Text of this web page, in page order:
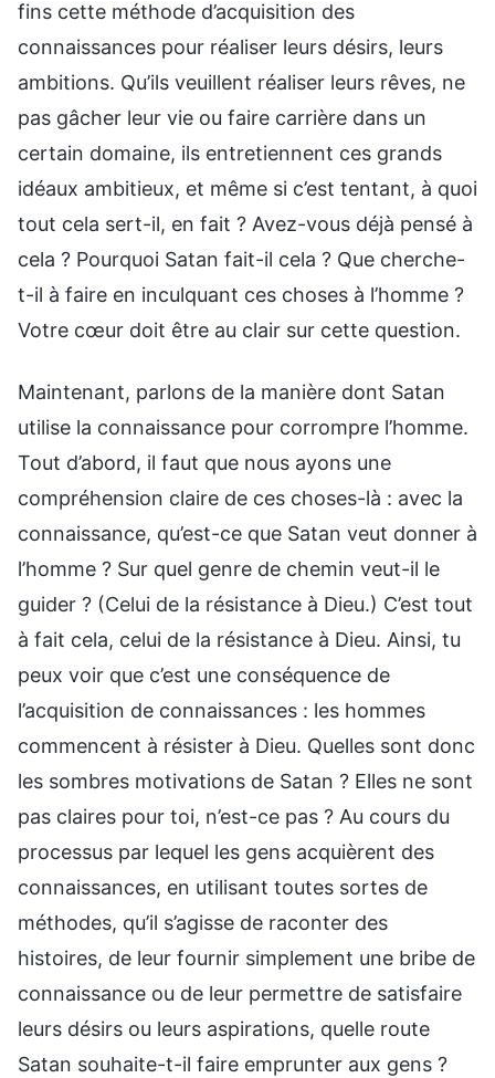
fins cette méthode d’acquisition des
connaissances pour réaliser leurs désirs, leurs
ambitions. Qu’ils veuillent réaliser leurs rêves, ne
pas gâcher leur vie ou faire carrière dans un
certain domaine, ils entretiennent ces grands
idéaux ambitieux, et même si c’est tentant, à quoi
tout cela sert-il, en fait ? Avez-vous déjà pensé à
cela ? Pourquoi Satan fait-il cela ? Que cherche-
t-il à faire en inculquant ces choses à l’homme ?
Votre cœur doit être au clair sur cette question.
Maintenant, parlons de la manière dont Satan
utilise la connaissance pour corrompre l’homme.
Tout d’abord, il faut que nous ayons une
compréhension claire de ces choses-là : avec la
connaissance, qu’est-ce que Satan veut donner à
l’homme ? Sur quel genre de chemin veut-il le
guider ? (Celui de la résistance à Dieu.) C’est tout
à fait cela, celui de la résistance à Dieu. Ainsi, tu
peux voir que c’est une conséquence de
l’acquisition de connaissances : les hommes
commencent à résister à Dieu. Quelles sont donc
les sombres motivations de Satan ? Elles ne sont
pas claires pour toi, n’est-ce pas ? Au cours du
processus par lequel les gens acquièrent des
connaissances, en utilisant toutes sortes de
méthodes, qu’il s’agisse de raconter des
histoires, de leur fournir simplement une bribe de
connaissance ou de leur permettre de satisfaire
leurs désirs ou leurs aspirations, quelle route
Satan souhaite-t-il faire emprunter aux gens ?